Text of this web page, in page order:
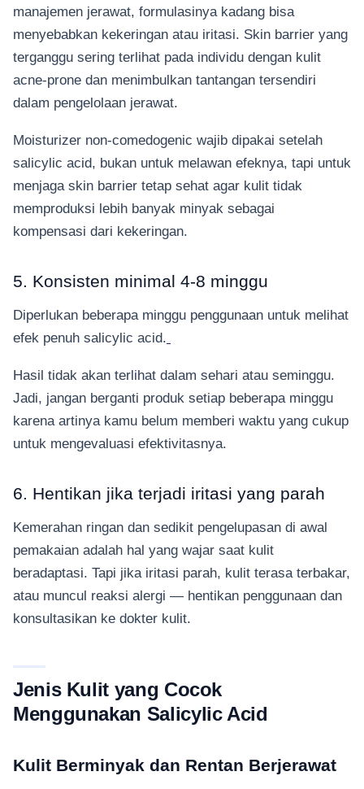
manajemen jerawat, formulasinya kadang bisa
menyebabkan kekeringan atau iritasi. Skin barrier yang
terganggu sering terlihat pada individu dengan kulit
acne-prone dan menimbulkan tantangan tersendiri
dalam pengelolaan jerawat.
Moisturizer non-comedogenic wajib dipakai setelah
salicylic acid, bukan untuk melawan efeknya, tapi untuk
menjaga skin barrier tetap sehat agar kulit tidak
memproduksi lebih banyak minyak sebagai
kompensasi dari kekeringan.
5. Konsisten minimal 4-8 minggu
Diperlukan beberapa minggu penggunaan untuk melihat
efek penuh salicylic acid.
Hasil tidak akan terlihat dalam sehari atau seminggu.
Jadi, jangan berganti produk setiap beberapa minggu
karena artinya kamu belum memberi waktu yang cukup
untuk mengevaluasi efektivitasnya.
6. Hentikan jika terjadi iritasi yang parah
Kemerahan ringan dan sedikit pengelupasan di awal
pemakaian adalah hal yang wajar saat kulit
beradaptasi. Tapi jika iritasi parah, kulit terasa terbakar,
atau muncul reaksi alergi — hentikan penggunaan dan
konsultasikan ke dokter kulit.
Jenis Kulit yang Cocok
Menggunakan Salicylic Acid
Kulit Berminyak dan Rentan Berjerawat